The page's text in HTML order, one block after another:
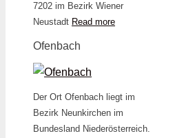
7202 im Bezirk Wiener
Neustadt Read more
Ofenbach
Der Ort Ofenbach liegt im
Bezirk Neunkirchen im
Bundesland Niederösterreich.